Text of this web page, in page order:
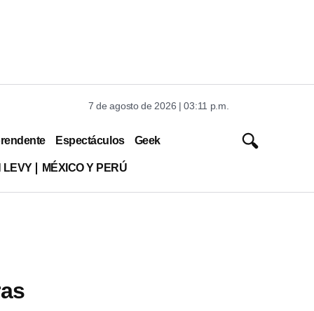
7 de agosto de 2026 | 03:11 p.m.
Espectáculos Geek
LEVY MÉXICO Y PERÚ